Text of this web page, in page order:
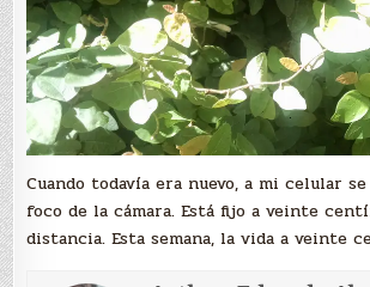
Cuando todavía era nuevo, a mi celular
foco de la cámara. Está fijo a veinte
distancia. Esta semana, la vida a veinte